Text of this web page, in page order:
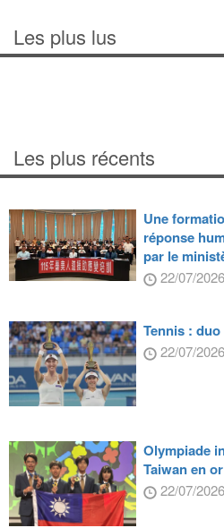
Les plus lus
Les plus récents
Une
réponse
par le
22/07/2026
Tennis :
22/07/2026
Olympiade
Taiwan en or
22/07/2026